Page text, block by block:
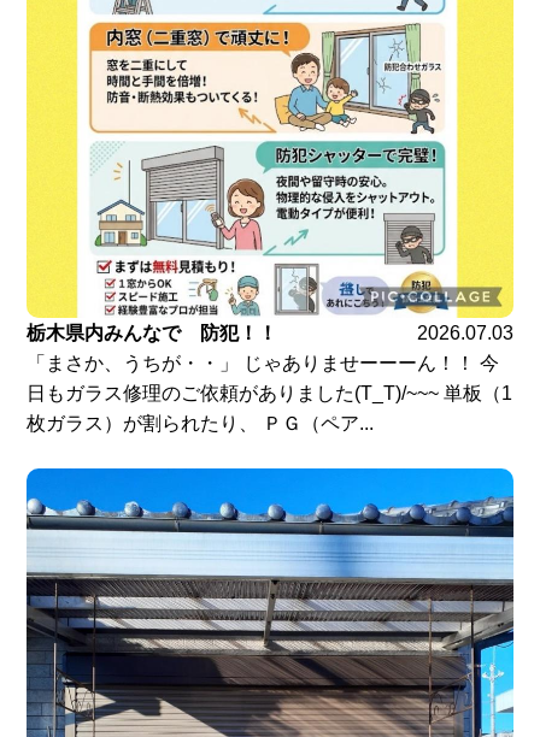
栃木県内みんなで 防犯！！
2026.07.03
「まさか、うちが・・」 じゃありませーーーん！！ 今
日もガラス修理のご依頼がありました(T_T)/~~~ 単板（1
枚ガラス）が割られたり、 ＰＧ（ペア...